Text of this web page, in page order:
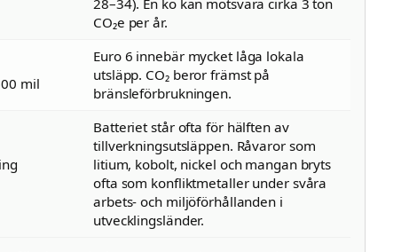
CO₂e per år.
mil
Euro 6 innebär mycket låga lokala
utsläpp. CO₂ beror främst på
bränsleförbrukningen.
Batteriet står ofta för hälften av
tillverkningsutsläppen. Råvaror som
litium, kobolt, nickel och mangan bryts
ofta som konfliktmetaller under svåra
arbets- och miljöförhållanden i
utvecklingsländer.